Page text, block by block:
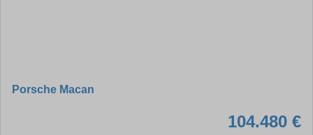
Porsche Macan
104.480 €